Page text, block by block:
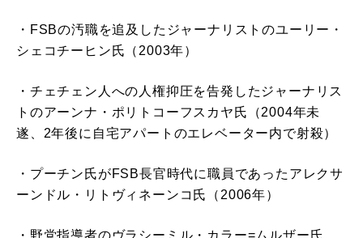
・FSBの汚職を追及したジャーナリストのユーリー・
シェコチーヒン氏（2003年）
・チェチェン人への人権抑圧を告発したジャーナリス
トのアーンナ・ポリトコーフスカヤ氏（2004年未
遂、2年後に自宅アパートのエレベーター内で射殺）
・プーチン氏がFSB長官時代に職員であったアレクサ
ーンドル・リトヴィネーンコ氏（2006年）
・野党指導者のヴラシーミル・カラー=ムルザー氏